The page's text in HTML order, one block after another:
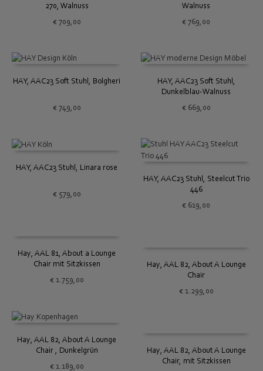
270, Walnuss
€709,00
Walnuss
€ 769,00
HAY, AAC23 Soft Stuhl, Bolgheri
€749,00
HAY, AAC23 Soft Stuhl,
Dunkelblau-Walnuss
€669,00
HAY, AAC23 Stuhl, Linara rose
€579,00
HAY, AAC23 Stuhl, Steelcut Trio
446
€ 619,00
Hay, AAL 81, About a Lounge
Chair mit Sitzkissen
€1.759,00
Hay, AAL 82, About A Lounge
Chair
€1.299,00
Hay, AAL 82, About A Lounge
Chair , Dunkelgrün
€1.189,00
Hay, AAL 82, About A Lounge
Chair, mit Sitzkissen